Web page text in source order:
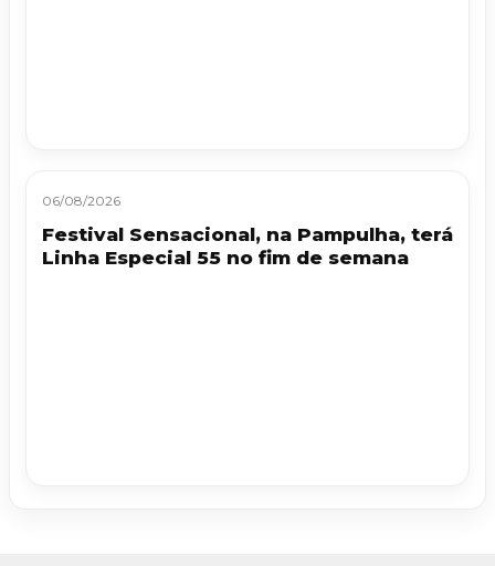
06/08/2026
Festival Sensacional, na Pampulha, terá
Linha Especial 55 no fim de semana